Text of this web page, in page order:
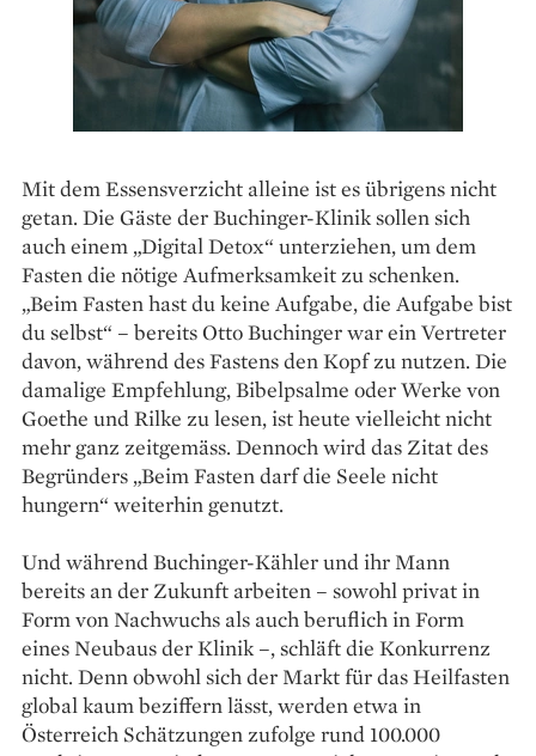
Mit dem Essensverzicht alleine ist es übrigens nicht
getan. Die Gäste der Buchinger-Klinik sollen sich
auch einem „Digital Detox“ unterziehen, um dem
Fasten die nötige Aufmerksamkeit zu schenken.
„Beim Fasten hast du keine Aufgabe, die Aufgabe bist
du selbst“ – bereits Otto Buchinger war ein Vertreter
davon, während des Fastens den Kopf zu nutzen. Die
damalige Empfehlung, Bibelpsalme oder Werke von
Goethe und Rilke zu lesen, ist heute vielleicht nicht
mehr ganz zeitgemäss. Dennoch wird das Zitat des
Begründers „Beim Fasten darf die Seele nicht
hungern“ weiterhin genutzt.
Und während Buchinger-­Kähler und ihr Mann
bereits an der Zukunft arbeiten – sowohl privat in
Form von Nachwuchs als auch beruflich in Form
eines Neubaus der Klinik –, schläft die Konkurrenz
nicht. Denn obwohl sich der Markt für das Heilfasten
global kaum beziffern lässt, werden etwa in
Österreich Schätzungen zufolge rund 100.000